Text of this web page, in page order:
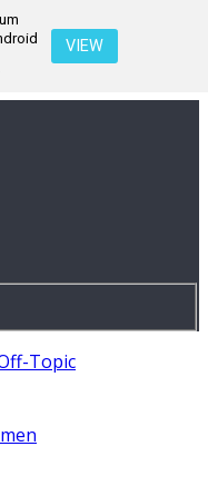
VIEW
Topic